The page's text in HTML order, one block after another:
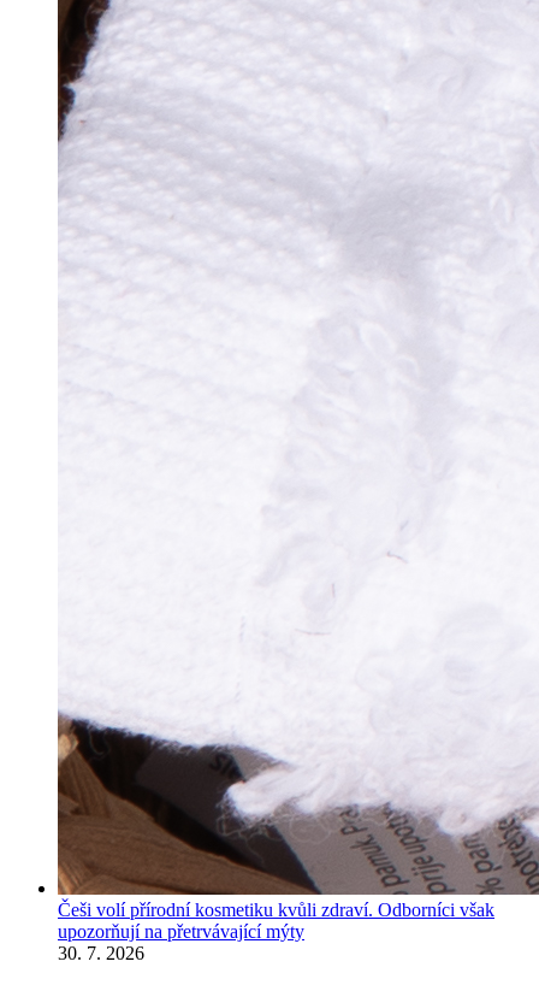
Češi volí přírodní kosmetiku kvůli zdraví. Odborníci však
upozorňují na přetrvávající mýty
30. 7. 2026